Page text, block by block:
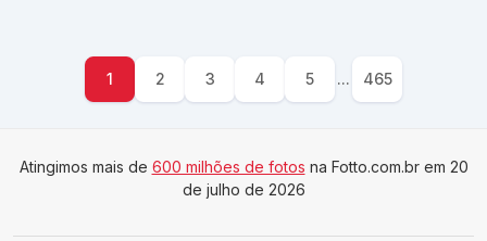
1 2 3 4 5 ... 465
Atingimos mais de 600 milhões de fotos na Fotto.com.br em 20
de julho de 2026